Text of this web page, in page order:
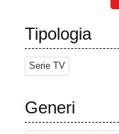
Tipologia
Serie TV
Generi